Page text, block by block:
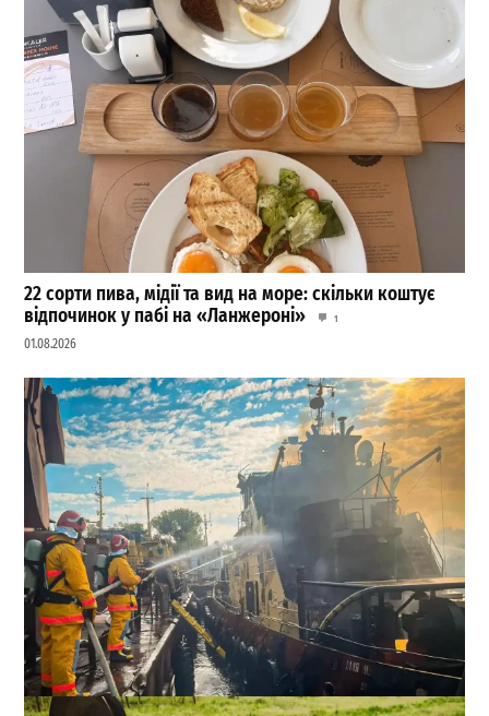
22 сорти пива, мідії та вид на море: скільки коштує
відпочинок у пабі на «Ланжероні»
1
01.08.2026